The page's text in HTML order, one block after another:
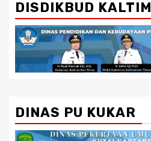
DISDIKBUD KALTIM
DINAS PU KUKAR